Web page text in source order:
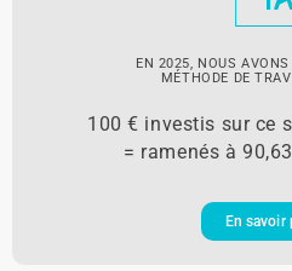
EN 2025, NOUS
MÉTHODE DE
100 € investis sur ce
= ramenés à
En savoir